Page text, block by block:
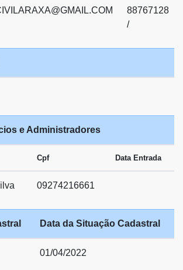
88767128
/
e Administradores
Cpf Data Entrada
09274216661
Data da Situação Cadastral
01/04/2022